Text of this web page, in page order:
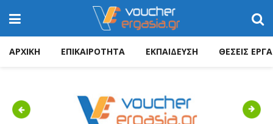
ΑΡΧΙΚΗ ΕΠΙΚΑΙΡΟΤΗΤΑ ΕΚΠΑΙΔΕΥΣΗ ΘΕΣΕΙΣ
Previous Next